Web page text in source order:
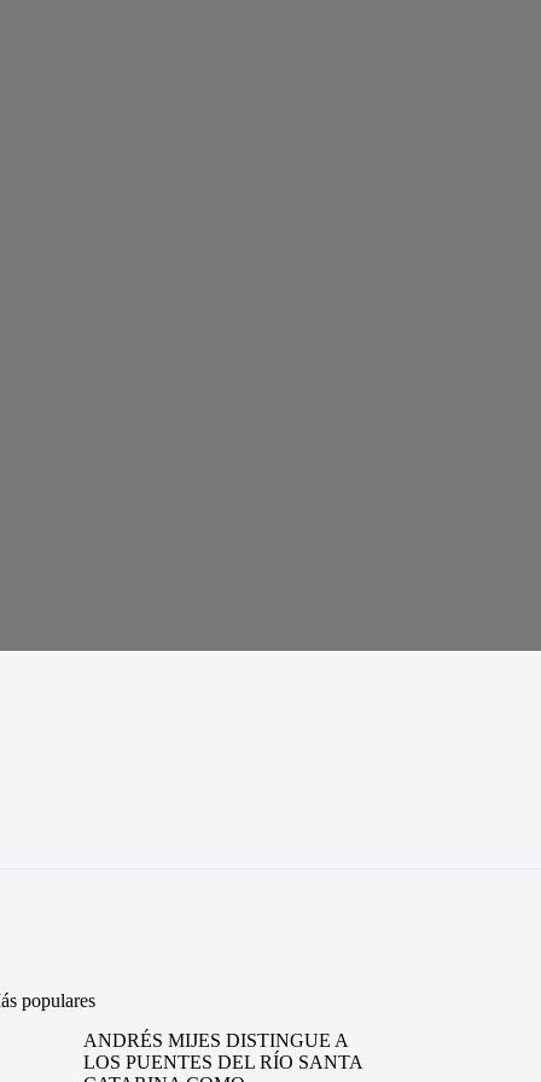
populares
ANDRÉS MIJES DISTINGUE A
LOS PUENTES DEL RÍO SANTA